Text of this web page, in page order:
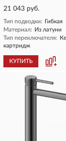
21 043 руб.
Тип подводки: Гибкая
Материал: Из латуни
Тип переключателя:
картридж
КУПИТЬ